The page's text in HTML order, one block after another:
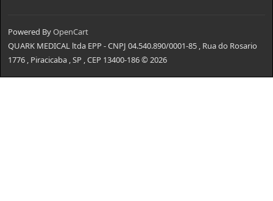
Powered ByOpenCart
QUARK MEDICAL ltda EPP - CNPJ 04.540.890/0001-85 , Rua do Rosario
1776 , Piracicaba , SP , CEP 13400-186 © 2026